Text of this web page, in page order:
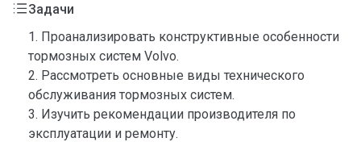
Задачи
1. Проанализировать конструктивные особенности
тормозных систем Volvo.
2. Рассмотреть основные виды технического
обслуживания тормозных систем.
3. Изучить рекомендации производителя по
эксплуатации и ремонту.